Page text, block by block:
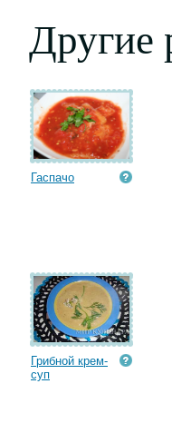
Другие
Гаспачо
Грибной крем-
суп